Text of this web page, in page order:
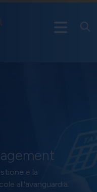
e la
all'avanguardia.